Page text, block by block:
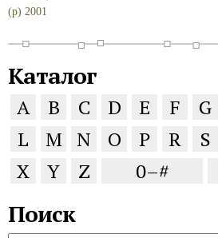
(p) 2001
Каталог
A B C D E F G
L
M N O P R S
X
Y Z 0–#
Поиск